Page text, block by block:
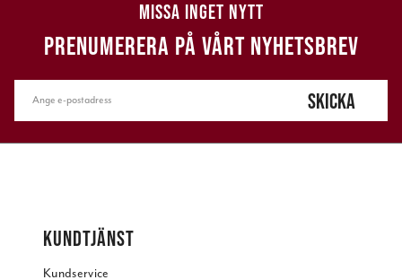
MISSA INGET NYTT
PRENUMERERA PÅ VÅRT NYHETSBREV
SKICKA
KUNDTJÄNST
Kundservice